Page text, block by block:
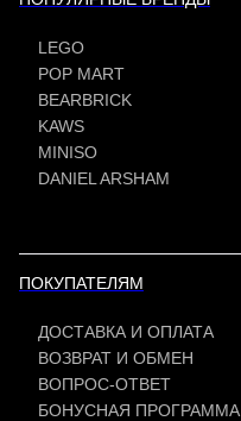
LEGO
POP MART
BEARBRICK
KAWS
MINISO
DANIEL ARSHAM
ПОКУПАТЕЛЯМ
ДОСТАВКА И ОПЛАТА
ВОЗВРАТ И ОБМЕН
ВОПРОС-ОТВЕТ
БОНУСНАЯ ПРОГРАММА